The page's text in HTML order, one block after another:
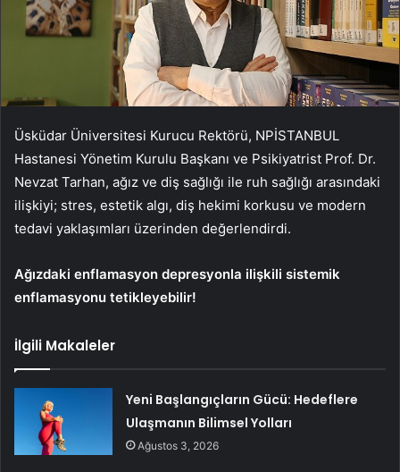
Üsküdar Üniversitesi Kurucu Rektörü, NPİSTANBUL
Hastanesi Yönetim Kurulu Başkanı ve Psikiyatrist Prof. Dr.
Nevzat Tarhan, ağız ve diş sağlığı ile ruh sağlığı arasındaki
ilişkiyi; stres, estetik algı, diş hekimi korkusu ve modern
tedavi yaklaşımları üzerinden değerlendirdi.
Ağızdaki enflamasyon depresyonla ilişkili sistemik
enflamasyonu tetikleyebilir!
İlgili Makaleler
Yeni Başlangıçların Gücü: Hedeflere
Ulaşmanın Bilimsel Yolları
Ağustos 3, 2026